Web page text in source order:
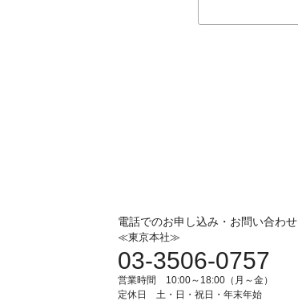
電話でのお申し込み・お問い合わせ
≪東京本社≫
03-3506-0757
営業時間 10:00～18:00（月～金）
定休日 土・日・祝日・年末年始